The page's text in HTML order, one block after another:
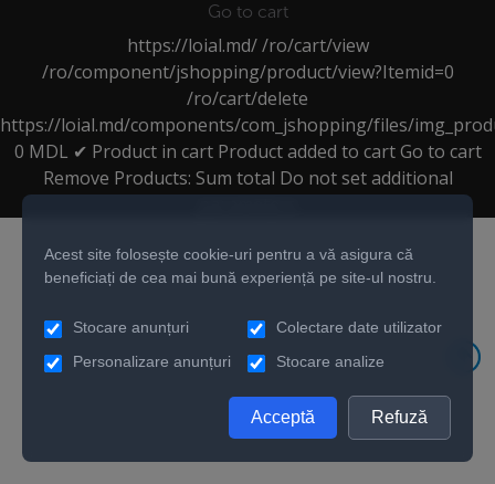
Go to cart
https://loial.md/ /ro/cart/view
/ro/component/jshopping/product/view?Itemid=0
/ro/cart/delete
https://loial.md/components/com_jshopping/files/
0 MDL ✔ Product in cart Product added to cart Go to cart
Remove Products: Sum total Do not set additional
Acest site folosește cookie-uri pentru a vă asigura că
beneficiați de cea mai bună experiență pe site-ul nostru.
Stocare anunțuri
Colectare date utilizator
Personalizare anunțuri
Stocare analize
Acceptă Refuză